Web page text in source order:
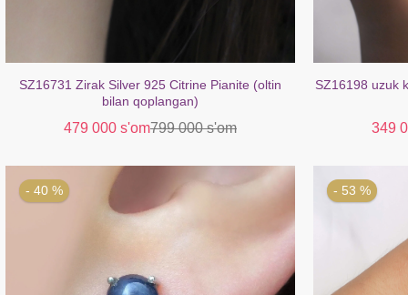
SZ16731 Zirak Silver 925 Citrine Pianite (oltin
bilan qoplangan)
479 000 s'om799 000 s'om
- 40 %
SZ16198 uzuk
349
- 53 %